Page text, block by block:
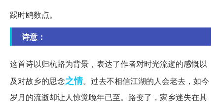
踢时鸥数点。
诗意：
这首诗以归杭路为背景，表达了作者对时光流逝的感慨以
及对故乡的思念之情。过去不相信江湖的人会老去，如今
岁月的流逝却让人惊觉晚年已至。路变了，家乡迷失在其